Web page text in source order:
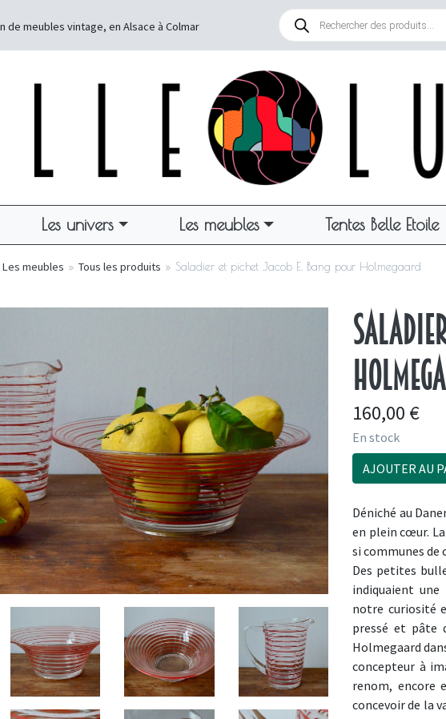
de meubles vintage, en Alsace à Colmar
Recherche
produits
Les univers Les meubles Tentes Belle Etoile
Les meubles » Tous les produits » Saladier et pichet Jacob E. Bang pour Holmegaard
160,00 €
En stock
AJOUTER AU
Déniché au
en plein cœur.
si communes
Des petites
indiquaient
notre curiosité
pressé et pâte
Holmegaard
concepteur à
renom, encore
concevoir de la